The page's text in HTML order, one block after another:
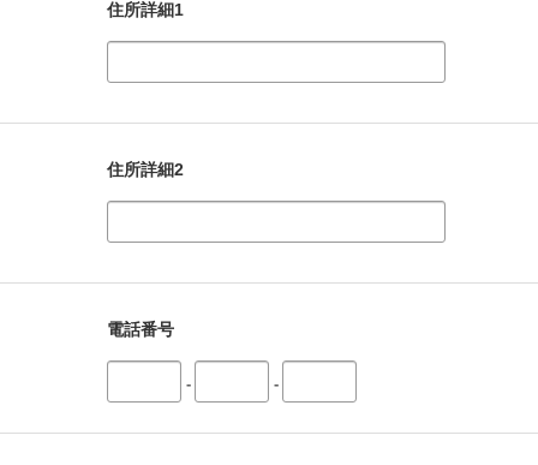
住所詳細1
住所詳細2
電話番号
- -